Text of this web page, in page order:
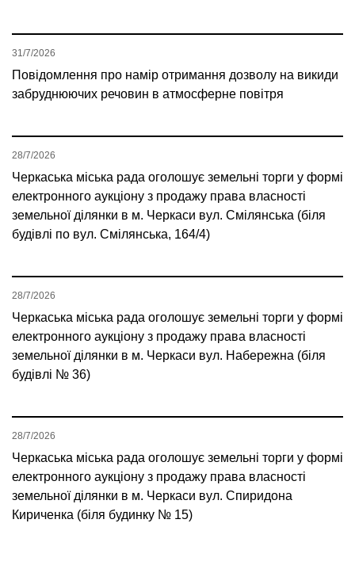
Повідомлення про намір отримання дозволу на викиди
забруднюючих речовин в атмосферне повітря
31/7/2026
Черкаська міська рада оголошує земельні торги у формі
електронного аукціону з продажу права власності
земельної ділянки в м. Черкаси вул. Смілянська (біля
будівлі по вул. Смілянська, 164/4)
28/7/2026
Черкаська міська рада оголошує земельні торги у формі
електронного аукціону з продажу права власності
земельної ділянки в м. Черкаси вул. Набережна (біля
будівлі № 36)
28/7/2026
Черкаська міська рада оголошує земельні торги у формі
електронного аукціону з продажу права власності
земельної ділянки в м. Черкаси вул. Спиридона
Кириченка (біля будинку № 15)
28/7/2026